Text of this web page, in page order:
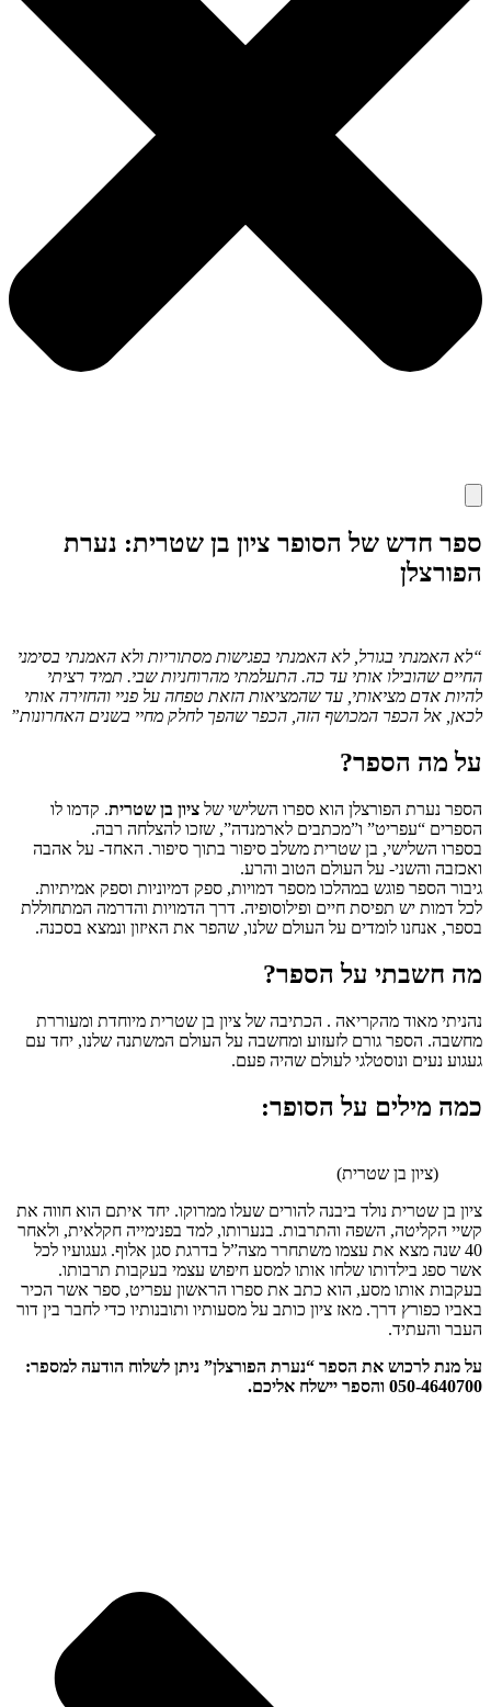
ספר חדש של הסופר ציון בן שטרית: נערת
הפורצלן
“לא האמנתי בגורל, לא האמנתי בפגישות מסתוריות ולא האמנתי בסימני
החיים שהובילו אותי עד כה. התעלמתי מהרוחניות שבי. תמיד רציתי
להיות אדם מציאותי, עד שהמציאות הזאת טפחה על פניי והחזירה אותי
לכאן, אל הכפר המכושף הזה, הכפר שהפך לחלק מחיי בשנים האחרונות”
על מה הספר?
הספר נערת הפורצלן הוא ספרו השלישי של ציון בן שטרית. קדמו לו
הספרים “עפריט” ו”מכתבים לארמנדה”, שזכו להצלחה רבה.
בספרו השלישי, בן שטרית משלב סיפור בתוך סיפור. האחד- על אהבה
ואכזבה והשני- על העולם הטוב והרע.
גיבור הספר פוגש במהלכו מספר דמויות, ספק דמיוניות וספק אמיתיות.
לכל דמות יש תפיסת חיים ופילוסופיה. דרך הדמויות והדרמה המתחוללת
בספר, אנחנו לומדים על העולם שלנו, שהפר את האיזון ונמצא בסכנה.
מה חשבתי על הספר?
נהניתי מאוד מהקריאה . הכתיבה של ציון בן שטרית מיוחדת ומעוררת
מחשבה. הספר גורם לזעזוע ומחשבה על העולם המשתנה שלנו, יחד עם
געגוע נעים ונוסטלגי לעולם שהיה פעם.
כמה מילים על הסופר:
(ציון בן שטרית)
ציון בן שטרית נולד ביבנה להורים שעלו ממרוקו. יחד איתם הוא חווה את
קשיי הקליטה, השפה והתרבות. בנערותו, למד בפנימייה חקלאית, ולאחר
40 שנה מצא את עצמו משתחרר מצה”ל בדרגת סגן אלוף. געגועיו לכל
אשר ספג בילדותו שלחו אותו למסע חיפוש עצמי בעקבות תרבותו.
בעקבות אותו מסע, הוא כתב את ספרו הראשון עפריט, ספר אשר הכיר
באביו כפורץ דרך. מאז ציון כותב על מסעותיו ותובנותיו כדי לחבר בין דור
העבר והעתיד.
על מנת לרכוש את הספר “נערת הפורצלן” ניתן לשלוח הודעה למספר:
050-4640700 והספר יישלח אליכם.